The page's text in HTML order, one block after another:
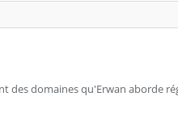
des domaines qu'Erwan aborde